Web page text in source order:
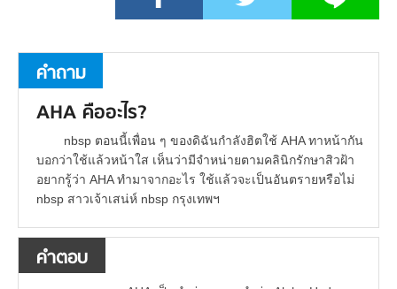
คำถาม
AHA คืออะไร?
nbsp ตอนนี้เพื่อน ๆ ของดิฉันกำลังฮิตใช้ AHA ทาหน้ากัน
บอกว่าใช้แล้วหน้าใส เห็นว่ามีจำหน่ายตามคลินิกรักษาสิวฝ้า
อยากรู้ว่า AHA ทำมาจากอะไร ใช้แล้วจะเป็นอันตรายหรือไม่
nbsp สาวเจ้าเสน่ห์ nbsp กรุงเทพฯ
คำตอบ